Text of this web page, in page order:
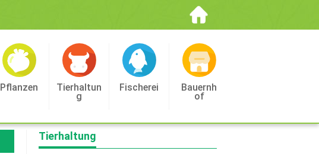
Pflanzen Tierhaltun
G
Fischerei Bauernh
Of
Tierhaltung